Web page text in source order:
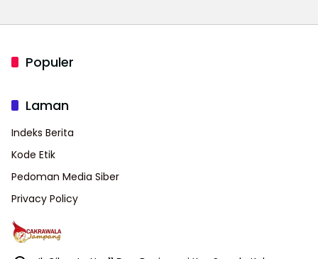
Populer
Laman
Indeks Berita
Kode Etik
Pedoman Media Siber
Privacy Policy